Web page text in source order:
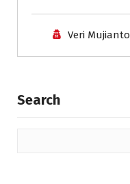
Veri Mujianto
Search